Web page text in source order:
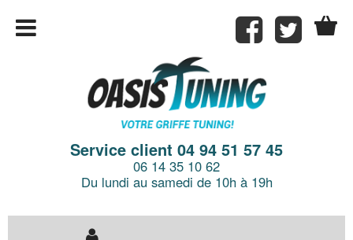
Service client 04 94 51 57 45
06 14 35 10 62
Du lundi au samedi de 10h à 19h